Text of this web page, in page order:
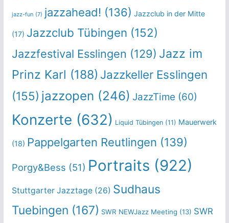
jazz-fun (7) jazzahead! (136) Jazzclub in der Mitte
(17) Jazzclub Tübingen (152)
Jazzfestival Esslingen (129) Jazz im
Prinz Karl (188) Jazzkeller Esslingen
(155) jazzopen (246) JazzTime (60)
Konzerte (632) Liquid Tübingen(11) Mauerwerk
(18) Pappelgarten Reutlingen (139)
Porgy&Bess (51) Portraits (922)
Stuttgarter Jazztage(26) Sudhaus
Tuebingen (167) SWR NEWJazz Meeting (13) SWR